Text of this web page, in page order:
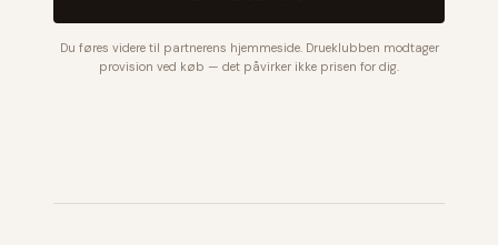
Du føres videre til partnerens hjemmeside. Drueklubben modtager
provision ved køb — det påvirker ikke prisen for dig.